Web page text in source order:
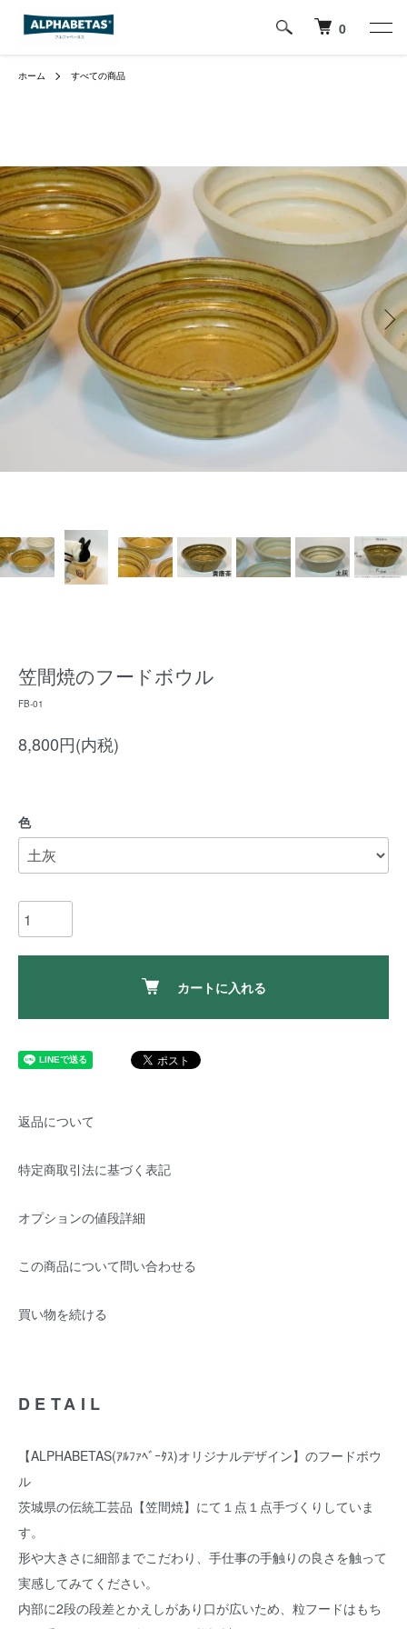
0
ホーム すべての商品
笠間焼のフードボウル
FB-01
8,800円(内税)
色
カートに入れる
返品について
特定商取引法に基づく表記
オプションの値段詳細
この商品について問い合わせる
買い物を続ける
DETAIL
【ALPHABETAS(ｱﾙﾌｧﾍﾞｰﾀｽ)オリジナルデザイン】のフードボウ
ル
茨城県の伝統工芸品【笠間焼】にて１点１点手づくりしていま
す。
形や大きさに細部までこだわり、手仕事の手触りの良さを触って
実感してみてください。
内部に2段の段差とかえしがあり口が広いため、粒フードはもち